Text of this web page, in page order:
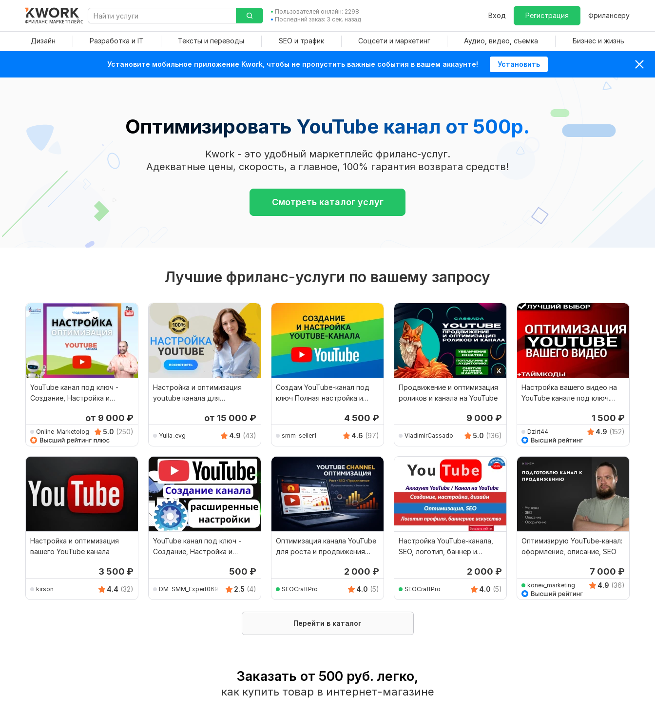
ФРИЛАНС МАРКЕТПЛЕЙС
Пользователей онлайн: 2298
Последний заказ: 3 сек. назад
Вход Регистрация Фрилансеру
Дизайн Разработка и IT Тексты и переводы SEO и трафик Соцсети и маркетинг Аудио, видео, съемка Бизнес и жизнь
Установите мобильное приложение Kwork, чтобы не пропустить важные события в вашем аккаунте! Установить
Оптимизировать YouTube канал от 500р.
Kwork - это удобный маркетплейс фриланс-услуг.
Адекватные цены, скорость, а главное, 100% гарантия возврата средств!
Смотреть каталог услуг
Лучшие фриланс-услуги по вашему запросу
YouTube канал под ключ -
Создание, Настройка и
от 9 000 ₽
Online_Marketolog 5.0 (250)
Настройка и оптимизация
youtube канала для
от 15 000 ₽
Yulia_evg 4.9 (43)
Создам YouTube-канал под
ключ Полная настройка и
4 500 ₽
smm-seller1 4.6 (97)
Продвижение и оптимизация
роликов и канала на YouTube
9 000 ₽
VladimirCassado 5.0 (136)
Настройка вашего видео на
YouTube канале под ключ.
1 500 ₽
Dzirt44 4.9 (152)
Настройка и оптимизация
вашего YouTube канала
3 500 ₽
kirson 4.4 (32)
YouTube канал под ключ -
Создание, Настройка и
500 ₽
DM-SMM_Expert069 2.5 (4)
Оптимизация канала YouTube
для роста и продвижения
2 000 ₽
SEOCraftPro 4.0 (5)
Настройка YouTube-канала,
SEO, логотип, баннер и
2 000 ₽
SEOCraftPro 4.0 (5)
Оптимизирую YouTube-канал:
оформление, описание, SEO
7 000 ₽
konev_marketing 4.9 (36)
Перейти в каталог
Заказать от 500 руб. легко,
как купить товар в интернет-магазине